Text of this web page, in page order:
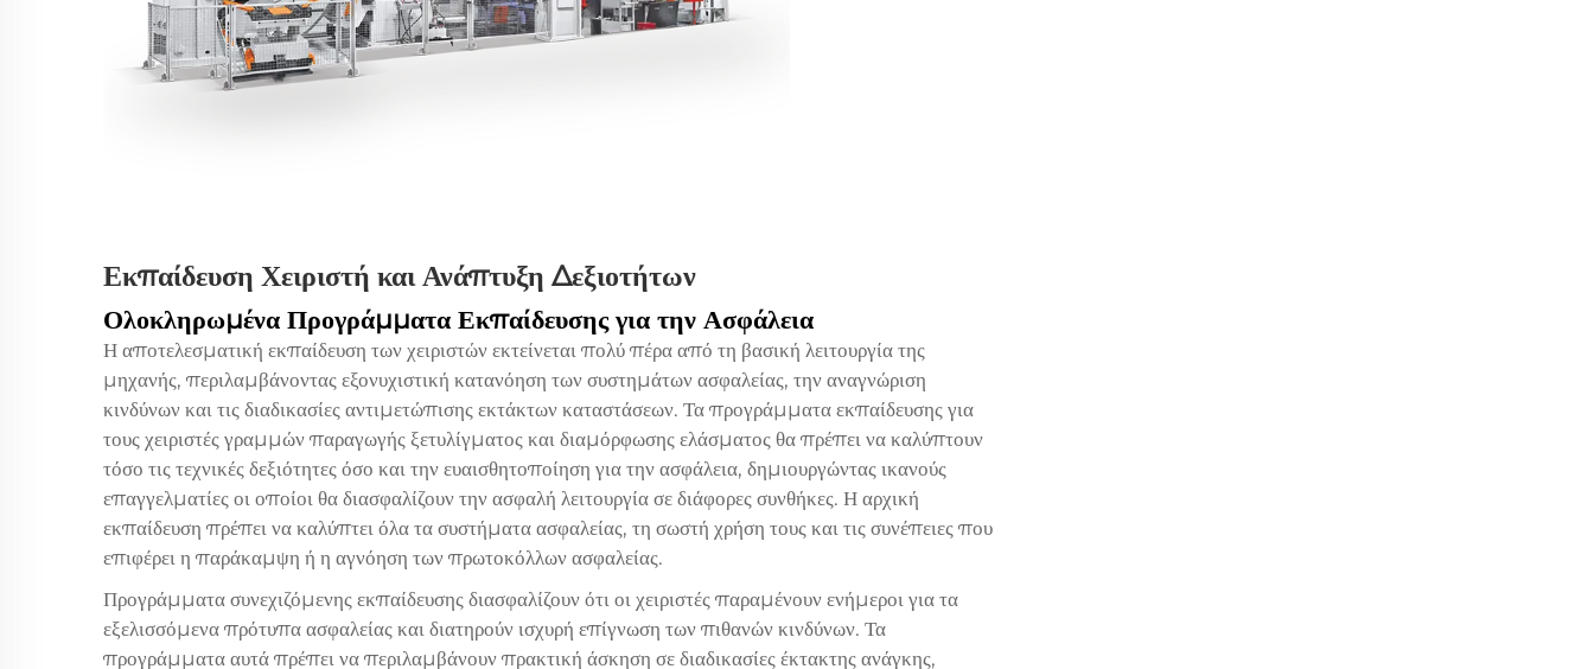
Εκπαίδευση Χειριστή και Ανάπτυξη Δεξιοτήτων
Ολοκληρωμένα Προγράμματα Εκπαίδευσης για την Ασφάλεια
Η αποτελεσματική εκπαίδευση των χειριστών εκτείνεται πολύ πέρα από τη βασική λειτουργία της
μηχανής, περιλαμβάνοντας εξονυχιστική κατανόηση των συστημάτων ασφαλείας, την αναγνώριση
κινδύνων και τις διαδικασίες αντιμετώπισης εκτάκτων καταστάσεων. Τα προγράμματα εκπαίδευσης για
τους χειριστές γραμμών παραγωγής ξετυλίγματος και διαμόρφωσης ελάσματος θα πρέπει να καλύπτουν
τόσο τις τεχνικές δεξιότητες όσο και την ευαισθητοποίηση για την ασφάλεια, δημιουργώντας ικανούς
επαγγελματίες οι οποίοι θα διασφαλίζουν την ασφαλή λειτουργία σε διάφορες συνθήκες. Η αρχική
εκπαίδευση πρέπει να καλύπτει όλα τα συστήματα ασφαλείας, τη σωστή χρήση τους και τις συνέπειες που
επιφέρει η παράκαμψη ή η αγνόηση των πρωτοκόλλων ασφαλείας.
Προγράμματα συνεχιζόμενης εκπαίδευσης διασφαλίζουν ότι οι χειριστές παραμένουν ενήμεροι για τα
εξελισσόμενα πρότυπα ασφαλείας και διατηρούν ισχυρή επίγνωση των πιθανών κινδύνων. Τα
προγράμματα αυτά πρέπει να περιλαμβάνουν πρακτική άσκηση σε διαδικασίες έκτακτης ανάγκης,